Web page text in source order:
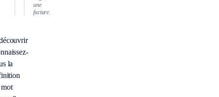
une
facture.
la